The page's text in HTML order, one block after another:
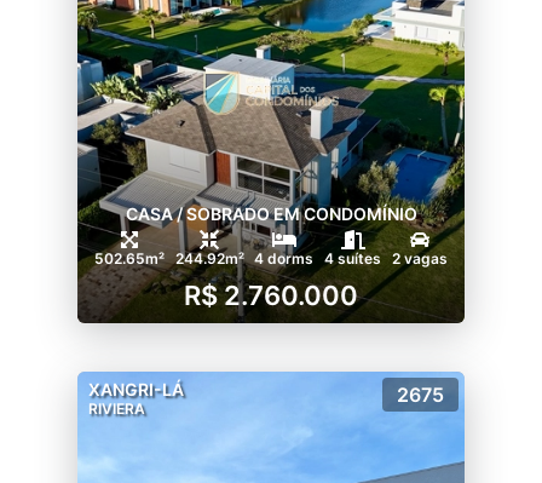
CASA / SOBRADO EM CONDOMÍNIO
502.65m² 244.92m² 4 dorms 4 suítes 2 vagas
R$ 2.760.000
XANGRI-LÁ
RIVIERA
2675